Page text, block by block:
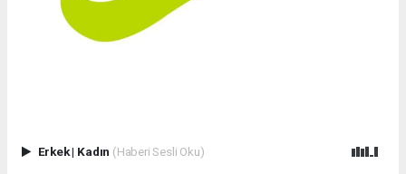
Erkek| Kadın (Haberi Sesli Oku)